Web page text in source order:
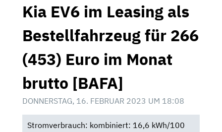
Kia EV6 im Leasing als
Bestellfahrzeug für 266
(453) Euro im Monat
brutto [BAFA]
DONNERSTAG, 16. FEBRUAR 2023 UM 18:08
Stromverbrauch: kombiniert: 16,6 kWh/100